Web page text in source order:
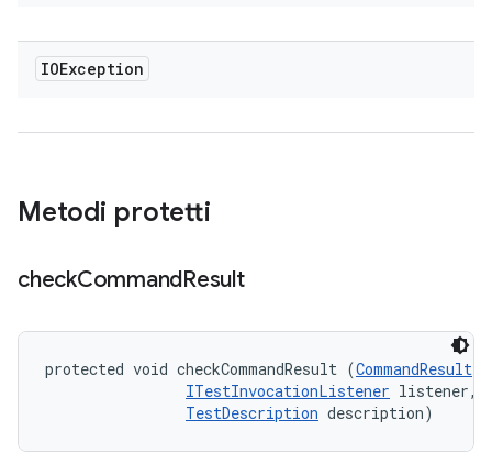
IOException
Metodi protetti
checkCommandResult
protected void checkCommandResult (CommandResult
ITestInvocationListener listener,
TestDescription description)